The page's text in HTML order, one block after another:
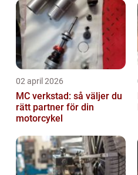
02 april 2026
MC verkstad: så väljer du
rätt partner för din
motorcykel